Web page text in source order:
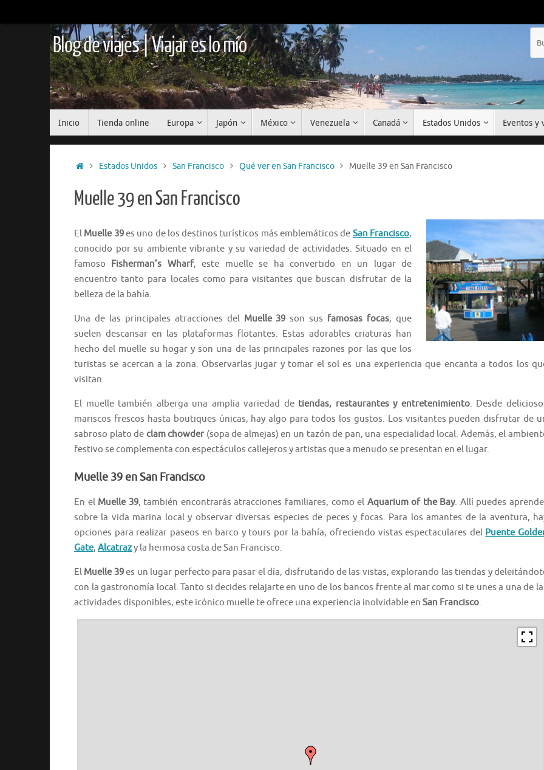
al
Blog de viajes | Viajar es lo mío
Inicio Tienda online Europa Japón México Venezuela Canadá Estados Unidos Eventos y
InicioEstados Unidos San Francisco Qué ver en San Francisco Muelle 39 en San Francisco
Muelle 39 en San Francisco
El Muelle 39es uno de los destinos turísticos más emblemáticos de San Francisco,
conocido por su ambiente vibrante y su variedad de actividades. Situado en el
famoso Fisherman’s Wharf, este muelle se ha convertido en un lugar de
encuentro tanto para locales como para visitantes que buscan disfrutar de la
belleza de la bahía.
Una de las principales atracciones del Muelle 39 son sus famosas focas, que
suelen descansar en las plataformas flotantes. Estas adorables criaturas han
hecho del muelle su hogar y son una de las principales razones por las que los
turistas se acercan a la zona. Observarlas jugar y tomar el sol es una experiencia que encanta a todos los
visitan.
El muelle también alberga una amplia variedad de tiendas, restaurantes y entretenimiento. Desde
mariscos frescos hasta boutiques únicas, hay algo para todos los gustos. Los visitantes pueden disfrutar de
sabroso plato de clam chowder(sopa de almejas) en un tazón de pan, una especialidad local. Además, el
festivo se complementa con espectáculos callejeros y artistas que a menudo se presentan en el lugar.
Muelle 39 en San Francisco
En el Muelle 39, también encontrarás atracciones familiares, como el Aquarium of the Bay. Allí puedes
sobre la vida marina local y observar diversas especies de peces y focas. Para los amantes de la aventura,
opciones para realizar paseos en barco y tours por la bahía, ofreciendo vistas espectaculares del Puente
Gate, Alcatrazy la hermosa costa de San Francisco.
El Muelle 39es un lugar perfecto para pasar el día, disfrutando de las vistas, explorando las tiendas y
con la gastronomía local. Tanto si decides relajarte en uno de los bancos frente al mar como si te unes a una de
actividades disponibles, este icónico muelle te ofrece una experiencia inolvidable en San Francisco.